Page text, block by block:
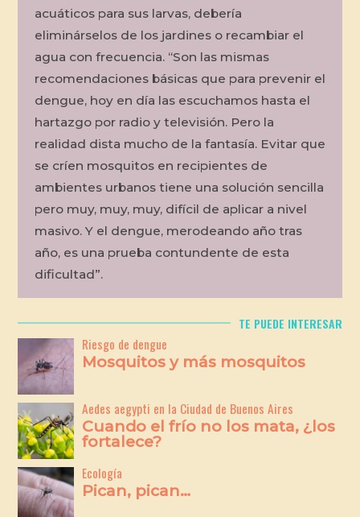
acuáticos para sus larvas, debería
eliminárselos de los jardines o recambiar el
agua con frecuencia. “Son las mismas
recomendaciones básicas que para prevenir el
dengue, hoy en día las escuchamos hasta el
hartazgo por radio y televisión. Pero la
realidad dista mucho de la fantasía. Evitar que
se críen mosquitos en recipientes de
ambientes urbanos tiene una solución sencilla
pero muy, muy, muy, difícil de aplicar a nivel
masivo. Y el dengue, merodeando año tras
año, es una prueba contundente de esta
dificultad”.
TE PUEDE INTERESAR
Riesgo de dengue
Mosquitos y más mosquitos
Aedes aegypti en la Ciudad de Buenos Aires
Cuando el frío no los mata, ¿los
fortalece?
Ecología
Pican, pican…